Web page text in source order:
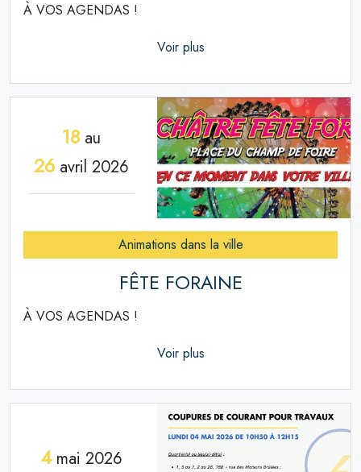
À VOS AGENDAS !
Voir plus
18au
26avril 2026
Animations dans la ville
FÊTE FORAINE
À VOS AGENDAS !
Voir plus
4mai 2026